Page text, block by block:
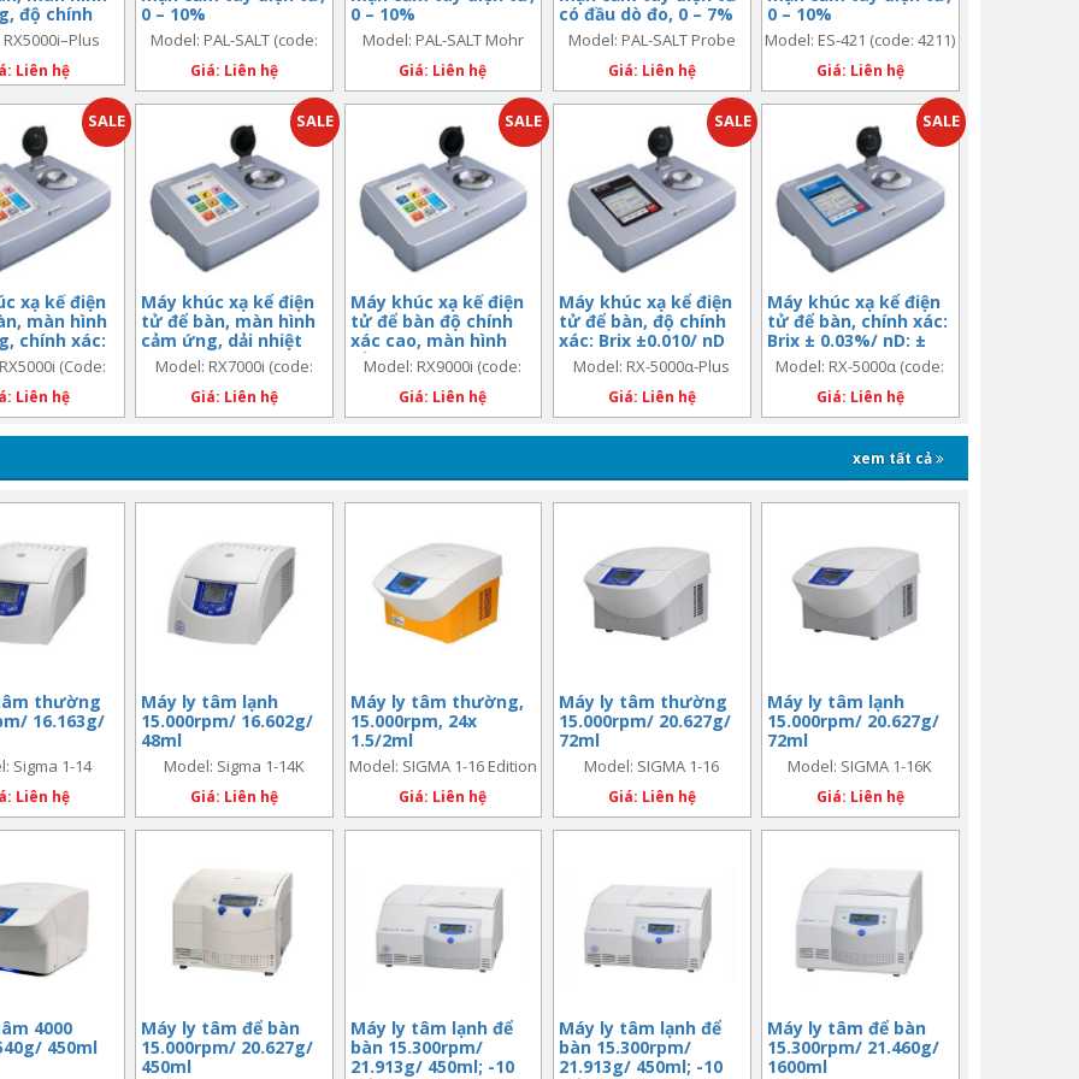
độ chính
Brix/
nD.
Liên hệ
0 – 10%
Model: PAL-SALT (code:
4250)
Giá: Liên hệ
0 – 10%
Model: PAL-SALT Mohr
(code: 4251)
Giá: Liên hệ
có đầu dò đo, 0 – 7%
Model: PAL-SALT Probe
(code: 4222)
Giá: Liên hệ
0 – 10%
Model: ES-421 (code: 4211)
Giá: Liên hệ
SALE
xạ kế điện
màn hình
chính xác:
±0.00004
(Code:
3276)
Liên hệ
SALE
Máy khúc xạ kể điện
tử để bàn, màn hình
cảm ứng, dải nhiệt
độ: 5 ÷ 75 độ C
Model: RX7000i (code:
3279)
Giá: Liên hệ
SALE
Máy khúc xạ kế điện
tử để bàn độ chính
xác cao, màn hình
cảm ứng
Model: RX9000i (code:
3278)
Giá: Liên hệ
SALE
Máy khúc xạ kể điện
tử để bàn, độ chính
xác: Brix ±0.010/ nD
±0.00002
Model: RX-5000α-Plus
(code: 3279)
Giá: Liên hệ
SALE
Máy khúc xạ kể điện
tử để bàn, chính xác:
Brix ± 0.03%/ nD: ±
0.00004
Model: RX-5000α (code:
3261)
Giá: Liên hệ
xem tất cả
thường
16.163g/
Sigma 1-14
Liên hệ
Máy ly tâm lạnh
15.000rpm/ 16.602g/
48ml
Model: Sigma 1-14K
Giá: Liên hệ
Máy ly tâm thường,
15.000rpm, 24x
1.5/2ml
Model: SIGMA 1-16 Edition
Giá: Liên hệ
Máy ly tâm thường
15.000rpm/ 20.627g/
72ml
Model: SIGMA 1-16
Giá: Liên hệ
Máy ly tâm lạnh
15.000rpm/ 20.627g/
72ml
Model: SIGMA 1-16K
Giá: Liên hệ
4000
450ml
Máy ly tâm để bàn
15.000rpm/ 20.627g/
450ml
Máy ly tâm lạnh để
bàn 15.300rpm/
21.913g/ 450ml; -10
Máy ly tâm lạnh để
bàn 15.300rpm/
21.913g/ 450ml; -10
Máy ly tâm để bàn
15.300rpm/ 21.460g/
1600ml